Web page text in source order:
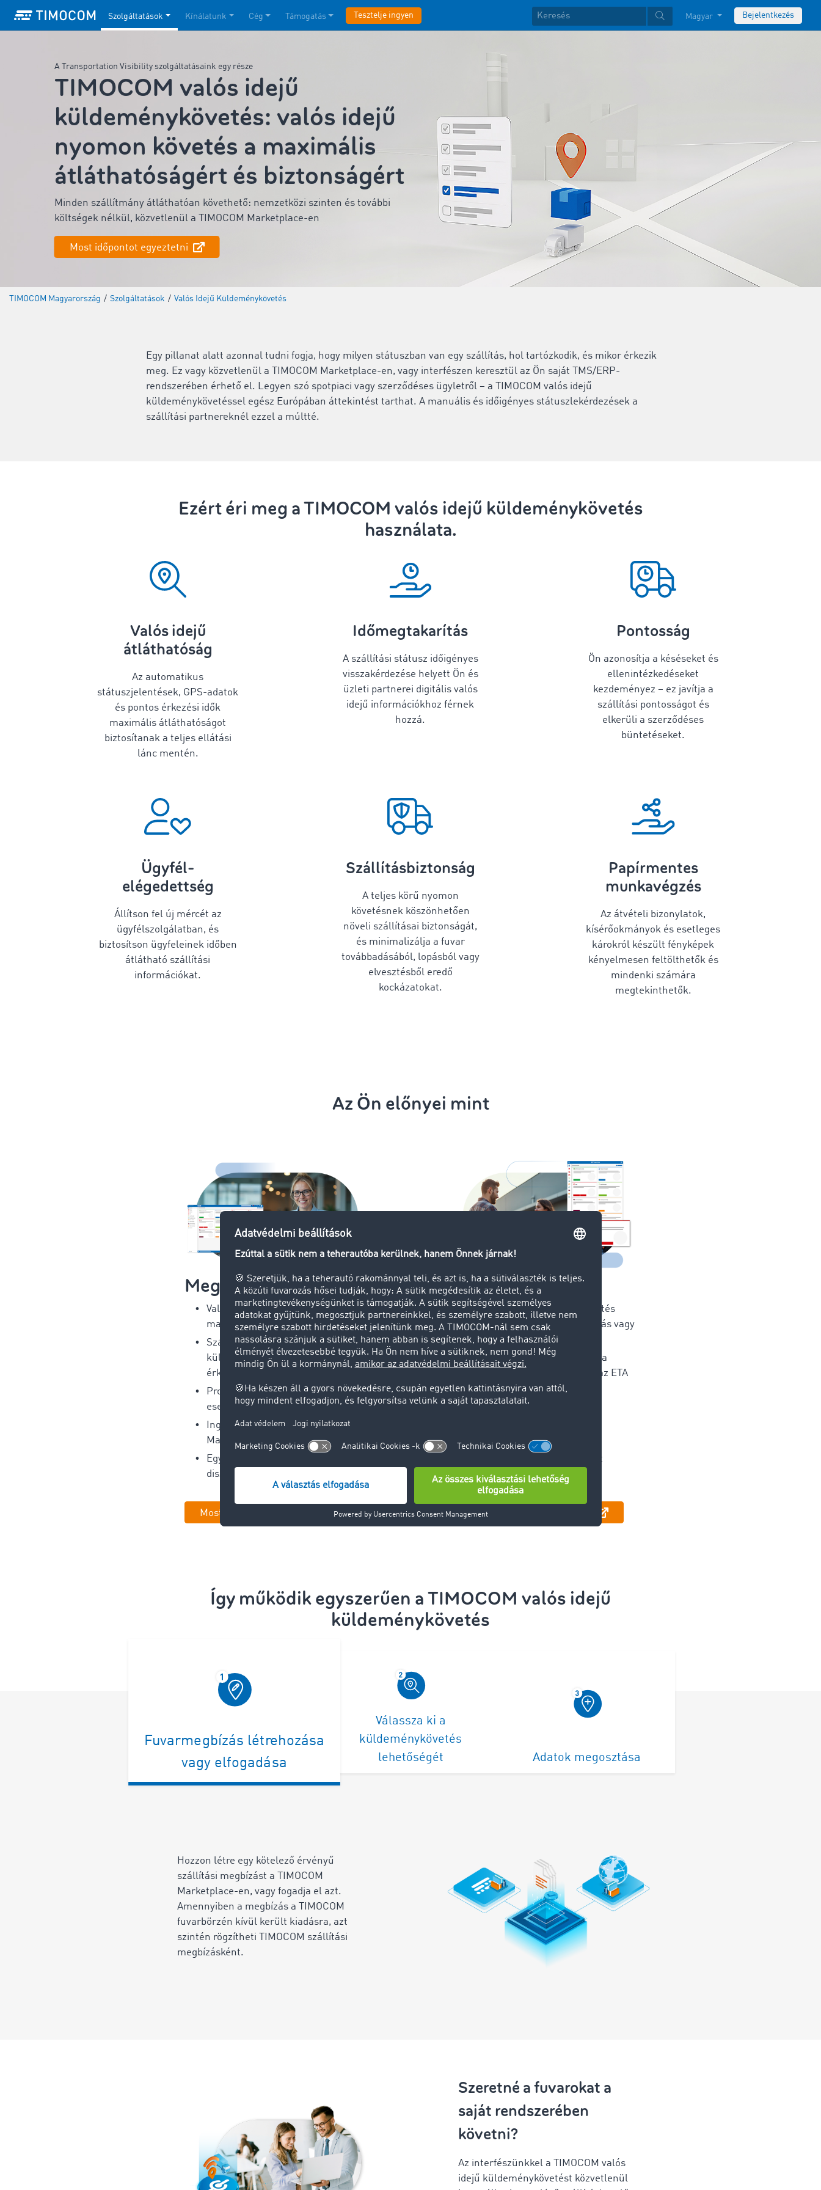
Szolgáltatások Kínálatunk Cég Támogatás Tesztelje ingyen Magyar Bejelentkezés
A Transportation Visibility szolgáltatásaink egy része
TIMOCOM valós idejű
küldeménykövetés: valós idejű
nyomon követés a maximális
átláthatóságért és biztonságért
Minden szállítmány átláthatóan követhető: nemzetközi szinten és további
költségek nélkül, közvetlenül a TIMOCOM Marketplace-en
Most időpontot egyeztetni
TIMOCOM Magyarország / Szolgáltatások / Valós Idejű Küldeménykövetés
Egy pillanat alatt azonnal tudni fogja, hogy milyen státuszban van egy szállítás, hol tartózkodik, és mikor érkezik
meg. Ez vagy közvetlenül a TIMOCOM Marketplace-en, vagy interfészen keresztül az Ön saját TMS/ERP-
rendszerében érhető el. Legyen szó spotpiaci vagy szerződéses ügyletről – a TIMOCOM valós idejű
küldeménykövetéssel egész Európában áttekintést tarthat. A manuális és időigényes státuszlekérdezések a
szállítási partnereknél ezzel a múltté.
Ezért éri meg a TIMOCOM valós idejű küldeménykövetés
használata.
Valós idejű
átláthatóság
Az automatikus
státuszjelentések, GPS-adatok
és pontos érkezési idők
maximális átláthatóságot
biztosítanak a teljes ellátási
lánc mentén.
Időmegtakarítás
A szállítási státusz időigényes
visszakérdezése helyett Ön és
üzleti partnerei digitális valós
idejű információkhoz férnek
hozzá.
Pontosság
Ön azonosítja a késéseket és
ellenintézkedéseket
kezdeményez – ez javítja a
szállítási pontosságot és
elkerüli a szerződéses
büntetéseket.
Ügyfél-
elégedettség
Állítson fel új mércét az
ügyfélszolgálatban, és
biztosítson ügyfeleinek időben
átlátható szállítási
információkat.
Szállításbiztonság
A teljes körű nyomon
követésnek köszönhetően
növeli szállításai biztonságát,
és minimalizálja a fuvar
továbbadásából, lopásból vagy
elvesztésből eredő
kockázatokat.
Papírmentes
munkavégzés
Az átvételi bizonylatok,
kísérőokmányok és esetleges
károkról készült fényképek
kényelmesen feltölthetők és
mindenki számára
megtekinthetők.
Az Ön előnyei mint
Megbízó
Valós idejű szállítási információk a
maximális átláthatóságért
Szállítmányozói
küldeménykövetés és megbízható
érkezési idők (ETA)
Proaktív kockázatkezelés késések
esetén
Ingyenes használat a TIMOCOM
Marketplace-en
Egyszerű integráció a saját
diszpozíciós eszközbe
Most időpontot egyeztetni
Megbízott
Rugalmas küldeménykövetés
telematika, GPS, alkalmazás vagy
manuális módon
Bármikor eldöntheti, hogy a
jármű pozíciója vagy csak az ETA
jelenjen meg.
A szállítási kommunikáció
Ingyenes használat
Egyszerű integráció a saját
diszpozíciós eszközbe
Most időpontot egyeztetni
Így működik egyszerűen a TIMOCOM valós idejű
küldeménykövetés
Fuvarmegbízás létrehozása
vagy elfogadása
Válassza ki a
küldeménykövetés
lehetőségét
Adatok megosztása
Hozzon létre egy kötelező érvényű
szállítási megbízást a TIMOCOM
Marketplace-en, vagy fogadja el azt.
Amennyiben a megbízás a TIMOCOM
fuvarbörzén kívül került kiadásra, azt
szintén rögzítheti TIMOCOM szállítási
megbízásként.
Szeretné a fuvarokat a
saját rendszerében
követni?
Az interfészünkkel a TIMOCOM valós
idejű küldeménykövetést közvetlenül